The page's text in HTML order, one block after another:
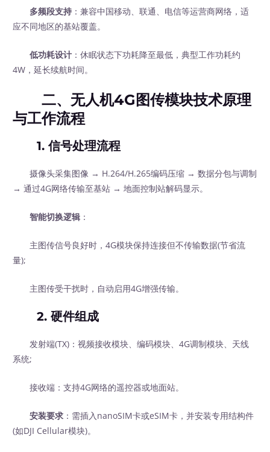
多频段支持 ：兼容中国移动、联通、电信等运营商网络，适
应不同地区的基站覆盖。
低功耗设计 ：休眠状态下功耗降至最低，典型工作功耗约
4W，延长续航时间。
二、无人机4G图传模块技术原理
与工作流程
1.信号处理流程
摄像头采集图像 → H.264/H.265编码压缩 → 数据分包与调制
→ 通过4G网络传输至基站 → 地面控制站解码显示。
智能切换逻辑 ：
主图传信号良好时，4G模块保持连接但不传输数据(节省流
量);
主图传受干扰时，自动启用4G增强传输。
2.硬件组成
发射端(TX)：视频接收模块、编码模块、4G调制模块、天线
系统;
接收端：支持4G网络的遥控器或地面站。
安装要求 ：需插入nanoSIM卡或eSIM卡，并安装专用结构件
(如DJI Cellular模块)。